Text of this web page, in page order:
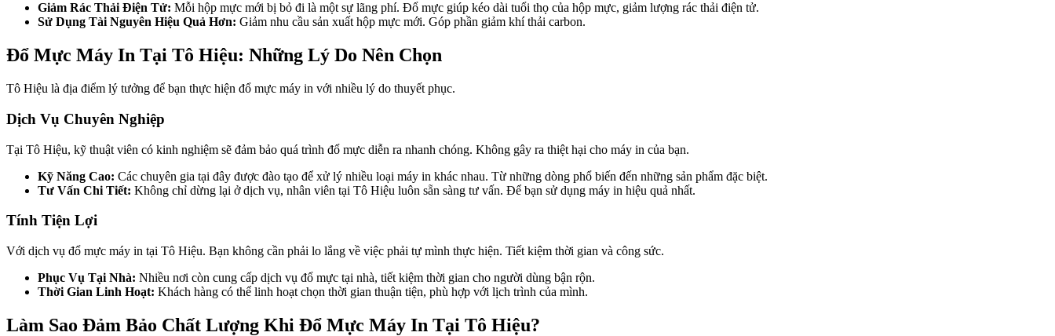
Giảm Rác Thải Điện Tử: Mỗi hộp mực mới bị bỏ đi là một sự lãng phí. Đổ mực giúp kéo dài tuổi thọ của hộp mực, giảm lượng rác thải điện tử.
Sử Dụng Tài Nguyên Hiệu Quả Hơn: Giảm nhu cầu sản xuất hộp mực mới. Góp phần giảm khí thải carbon.
Đổ Mực Máy In Tại Tô Hiệu: Những Lý Do Nên Chọn
Tô Hiệu là địa điểm lý tưởng để bạn thực hiện đổ mực máy in với nhiều lý do thuyết phục.
Dịch Vụ Chuyên Nghiệp
Tại Tô Hiệu, kỹ thuật viên có kinh nghiệm sẽ đảm bảo quá trình đổ mực diễn ra nhanh chóng. Không gây ra thiệt hại cho máy in của bạn.
Kỹ Năng Cao: Các chuyên gia tại đây được đào tạo để xử lý nhiều loại máy in khác nhau. Từ những dòng phổ biến đến những sản phẩm đặc biệt.
Tư Vấn Chi Tiết: Không chỉ dừng lại ở dịch vụ, nhân viên tại Tô Hiệu luôn sẵn sàng tư vấn. Để bạn sử dụng máy in hiệu quả nhất.
Tính Tiện Lợi
Với dịch vụ đổ mực máy in tại Tô Hiệu. Bạn không cần phải lo lắng về việc phải tự mình thực hiện. Tiết kiệm thời gian và công sức.
Phục Vụ Tại Nhà: Nhiều nơi còn cung cấp dịch vụ đổ mực tại nhà, tiết kiệm thời gian cho người dùng bận rộn.
Thời Gian Linh Hoạt: Khách hàng có thể linh hoạt chọn thời gian thuận tiện, phù hợp với lịch trình của mình.
Làm Sao Đảm Bảo Chất Lượng Khi Đổ Mực Máy In Tại Tô Hiệu?